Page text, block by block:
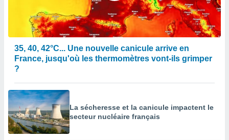
35, 40, 42°C... Une nouvelle canicule arrive en
France, jusqu'où les thermomètres vont-ils grimper
?
La sécheresse et la canicule impactent le
secteur nucléaire français